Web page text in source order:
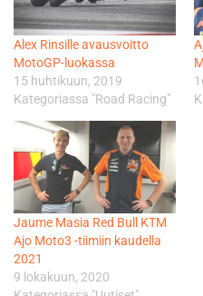
Alex Rinsille avausvoitto
MotoGP-luokassa
15 huhtikuun, 2019
Kategoriassa "Road Racing"
Jaume Masia Red Bull KTM
Ajo Moto3 -tiimiin kaudella
2021
9 lokakuun, 2020